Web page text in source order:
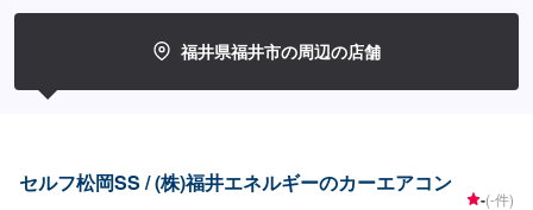
福井県福井市の周辺の店舗
セルフ松岡SS / (株)福井エネルギーのカーエアコン
-(-件)